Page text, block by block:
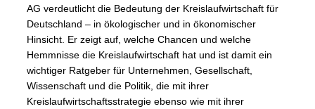
AG verdeutlicht die Bedeutung der Kreislaufwirtschaft für
Deutschland – in ökologischer und in ökonomischer
Hinsicht. Er zeigt auf, welche Chancen und welche
Hemmnisse die Kreislaufwirtschaft hat und ist damit ein
wichtiger Ratgeber für Unternehmen, Gesellschaft,
Wissenschaft und die Politik, die mit ihrer
Kreislaufwirtschaftsstrategie ebenso wie mit ihrer